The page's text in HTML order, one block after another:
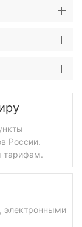
России.
тарифам.
электронными